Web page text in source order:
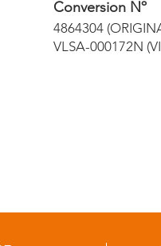
Conversion Nº
4864304
VLSA-000172N